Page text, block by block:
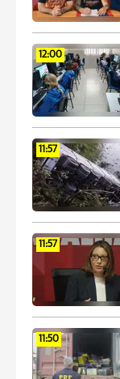
12:00
11:57
11:57
11:50